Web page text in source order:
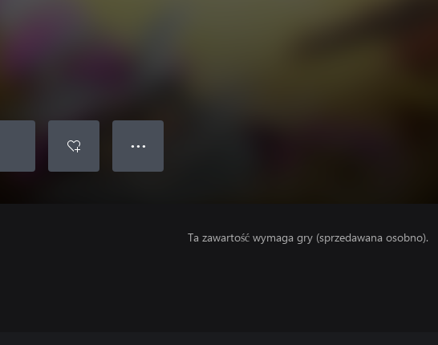
● ● ●
Ta zawartość wymaga gry (sprzedawana osobno).